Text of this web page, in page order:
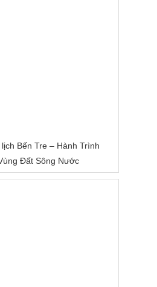
Bến Tre – Hành Trình
Đất Sông Nước